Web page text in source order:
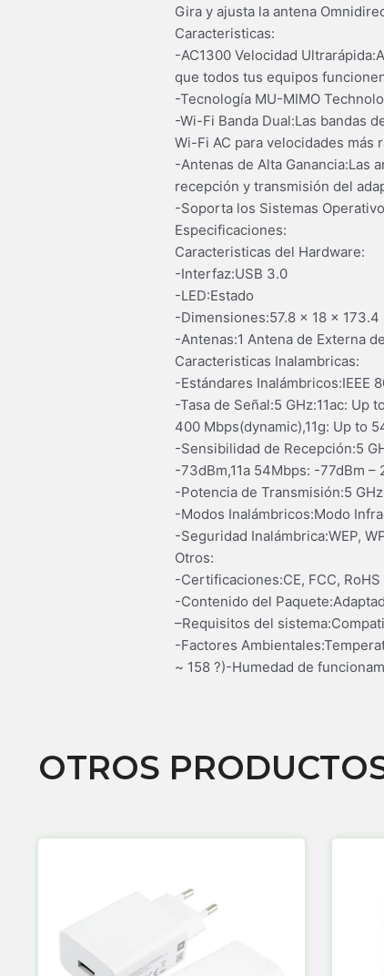
Gira y ajusta la antena
Caracteristicas:
-AC1300 Velocidad
que todos tus equipos
-Tecnología MU-MIMO
-Wi-Fi Banda Dual:Las bandas
Wi-Fi AC para velocidades más
-Antenas de Alta Ganancia:Las
recepción y transmisión del
-Soporta los Sistemas
Especificaciones:
Caracteristicas del Hardware:
-Interfaz:USB 3.0
-LED:Estado
-Dimensiones:57.8 × 18 × 173.4
-Antenas:1 Antena de Externa
Caracteristicas Inalambricas:
-Estándares Inalámbricos:IEEE
-Tasa de Señal:5 GHz:11ac: Up
400 Mbps(dynamic),11g: Up to
-Sensibilidad de Recepción:5
-73dBm,11a 54Mbps: -77dBm –
-Potencia de Transmisión:5
-Modos Inalámbricos:Modo
-Seguridad Inalámbrica:WEP,
Otros:
-Certificaciones:CE, FCC, RoHS
-Contenido del
–Requisitos del
-Factores
~ 158 ?)-Humedad de
OTROS